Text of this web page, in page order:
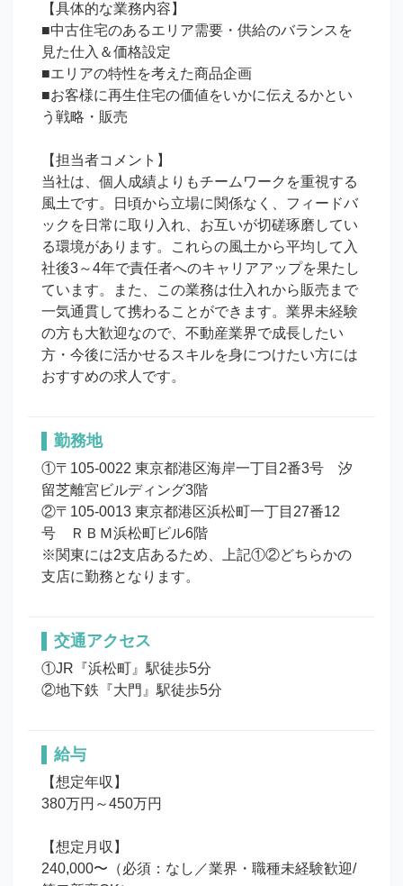
【具体的な業務内容】
■中古住宅のあるエリア需要・供給のバランスを
見た仕入＆価格設定
■エリアの特性を考えた商品企画
■お客様に再生住宅の価値をいかに伝えるかとい
う戦略・販売
【担当者コメント】
当社は、個人成績よりもチームワークを重視する
風土です。日頃から立場に関係なく、フィードバ
ックを日常に取り入れ、お互いが切磋琢磨してい
る環境があります。これらの風土から平均して入
社後3～4年で責任者へのキャリアアップを果たし
ています。また、この業務は仕入れから販売まで
一気通貫して携わることができます。業界未経験
の方も大歓迎なので、不動産業界で成長したい
方・今後に活かせるスキルを身につけたい方には
おすすめの求人です。
勤務地
①〒105-0022 東京都港区海岸一丁目2番3号　汐
留芝離宮ビルディング3階
②〒105-0013 東京都港区浜松町一丁目27番12
号　ＲＢＭ浜松町ビル6階
※関東には2支店あるため、上記①②どちらかの
支店に勤務となります。
交通アクセス
①JR『浜松町』駅徒歩5分
②地下鉄『大門』駅徒歩5分
給与
【想定年収】
380万円～450万円
【想定月収】
240,000〜（必須：なし／業界・職種未経験歓迎/